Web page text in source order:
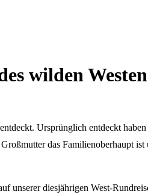
wilden Westen
Ursprünglich entdeckt
das Familienoberhaupt
diesjährigen West-